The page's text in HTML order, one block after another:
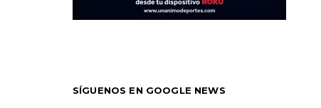
SÍGUENOS EN GOOGLE NEWS